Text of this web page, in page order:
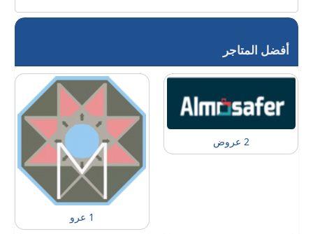
أفضل المتاجر
2 عروض
1 عرو